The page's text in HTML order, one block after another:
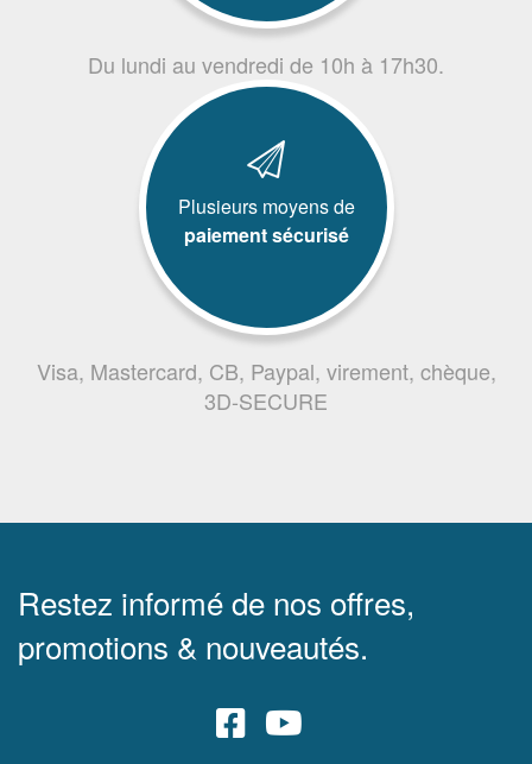
Du lundi au vendredi de 10h à 17h30.
Plusieurs moyens de
paiement sécurisé
Visa, Mastercard, CB, Paypal, virement, chèque,
3D-SECURE
Restez informé de nos offres,
promotions & nouveautés.